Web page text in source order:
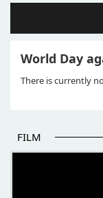
World Day
There is currently
FILM